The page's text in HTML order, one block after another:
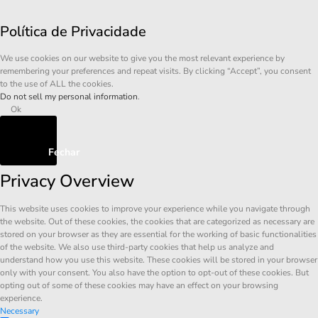
Política de Privacidade
We use cookies on our website to give you the most relevant experience by
remembering your preferences and repeat visits. By clicking “Accept”, you consent
to the use of ALL the cookies.
Do not sell my personal information.
Ok
Fechar
Privacy Overview
This website uses cookies to improve your experience while you navigate through
the website. Out of these cookies, the cookies that are categorized as necessary are
stored on your browser as they are essential for the working of basic functionalities
of the website. We also use third-party cookies that help us analyze and
understand how you use this website. These cookies will be stored in your browser
only with your consent. You also have the option to opt-out of these cookies. But
opting out of some of these cookies may have an effect on your browsing
experience.
Necessary